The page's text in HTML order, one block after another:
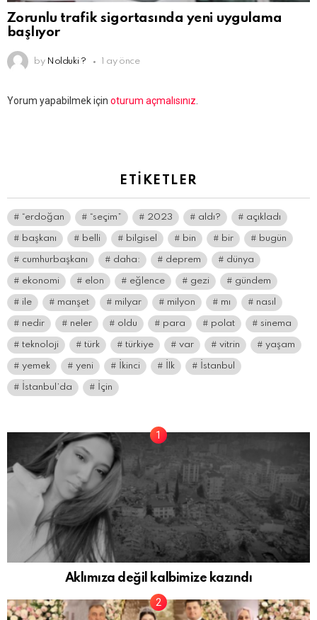
Zorunlu trafik sigortasında yeni uygulama
başlıyor
by Nolduki ? 1 ay önce
Bir
Yorum yapabilmek için oturum açmalısınız
ETIKETLER
“erdoğan “seçim” 2023 aldı? açıkladı
başkanı belli bilgisel bin bir bugün
cumhurbaşkanı daha: deprem dünya
ekonomi elon eğlence gezi gündem
ile manşet milyar milyon mı nasıl
nedir neler oldu para polat sinema
teknoloji türk türkiye var vitrin yaşam
yemek yeni İkinci İlk İstanbul
İstanbul’da İçin
Aklımıza değil kalbimize kazındı